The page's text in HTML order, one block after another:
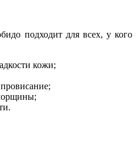
подходит для всех, у кого
кожи;